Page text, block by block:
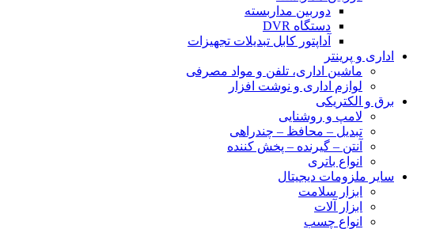
دوربین مداربسته
دستگاه DVR
آداپتور کابل تبدیلات تجهیزات
اداری و پرینتر
ماشین اداری، تلفن و مواد مصرفی
لوازم اداری و نوشت افزار
برق و الکتریکی
لامپ و روشنایی
تبدیل – محافظ – چندراهی
آنتن – گیرنده – پخش کننده
انواع باتری
سایر ملزومات دیجیتال
ابزار سلامت
ابزار آلات
انواع چسب